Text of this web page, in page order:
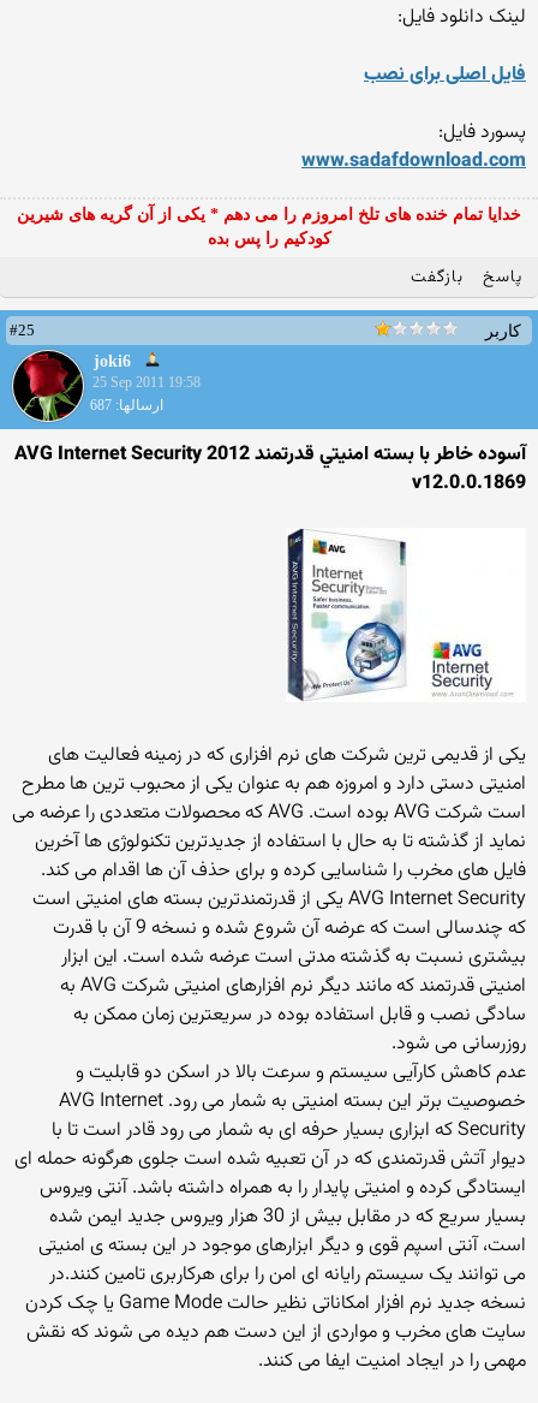
لینک دانلود فایل:
فایل اصلی برای نصب
پسورد فایل:
www.sadafdownload.com
خدایا تمام خنده های تلخ امروزم را می دهم * یکی از آن گریه های شیرین
کودکیم را پس بده
پاسخ بازگفت
کاربر
#25
joki6
25 Sep 2011 19:58
ارسالها: 687
آسوده خاطر با بسته امنيتي قدرتمند AVG Internet Security 2012
v12.0.0.1869
یکی از قدیمی ترین شرکت های نرم افزاری که در زمینه فعالیت های
امنیتی دستی دارد و امروزه هم به عنوان یکی از محبوب ترین ها مطرح
است شرکت AVG بوده است. AVG که محصولات متعددی را عرضه می
نماید از گذشته تا به حال با استفاده از جدیدترین تکنولوژی ها آخرین
فایل های مخرب را شناسایی کرده و برای حذف آن ها اقدام می کند.
AVG Internet Security یکی از قدرتمندترین بسته های امنیتی است
که چندسالی است که عرضه آن شروع شده و نسخه 9 آن با قدرت
بیشتری نسبت به گذشته مدتی است عرضه شده است. این ابزار
امنیتی قدرتمند که مانند دیگر نرم افزارهای امنیتی شرکت AVG به
سادگی نصب و قابل استفاده بوده در سریعترین زمان ممکن به
روزرسانی می شود.
عدم کاهش کارآیی سیستم و سرعت بالا در اسکن دو قابلیت و
خصوصیت برتر این بسته امنیتی به شمار می رود. AVG Internet
Security که ابزاری بسیار حرفه ای به شمار می رود قادر است تا با
دیوار آتش قدرتمندی که در آن تعبیه شده است جلوی هرگونه حمله ای
ایستادگی کرده و امنیتی پایدار را به همراه داشته باشد. آنتی ویروس
بسیار سریع که در مقابل بیش از 30 هزار ویروس جدید ایمن شده
است، آنتی اسپم قوی و دیگر ابزارهای موجود در این بسته ی امنیتی
می توانند یک سیستم رایانه ای امن را برای هرکاربری تامین کنند.در
نسخه جدید نرم افزار امکاناتی نظیر حالت Game Mode یا چک کردن
سایت های مخرب و مواردی از این دست هم دیده می شوند که نقش
مهمی را در ایجاد امنیت ایفا می کنند.